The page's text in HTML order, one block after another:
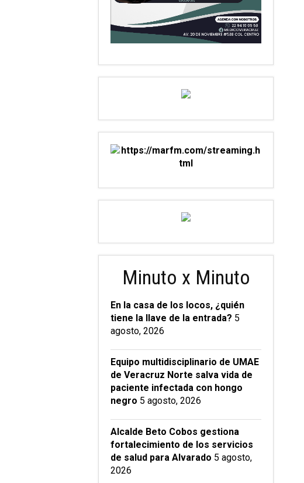
Minuto x Minuto
En la casa de los locos, ¿quién
tiene la llave de la entrada? 5
agosto, 2026
Equipo multidisciplinario de UMAE
de Veracruz Norte salva vida de
paciente infectada con hongo
negro 5 agosto, 2026
Alcalde Beto Cobos gestiona
fortalecimiento de los servicios
de salud para Alvarado 5 agosto,
2026